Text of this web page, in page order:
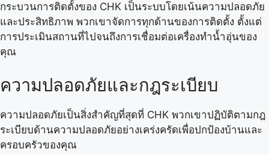
กระบวนการติดตั้งของ CHK เป็นระบบโดยเน้นความปลอดภัย
และประสิทธิภาพ พวกเขาจัดการทุกด้านของการติดตั้ง ตั้งแต่
การประเมินสถานที่ไปจนถึงการเชื่อมต่อเครื่องทำน้ำอุ่นของ
คุณ
ความปลอดภัยและกฎระเบียบ
ความปลอดภัยเป็นสิ่งสำคัญที่สุดที่ CHK พวกเขาปฏิบัติตามกฎ
ระเบียบด้านความปลอดภัยอย่างเคร่งครัดเพื่อปกป้องบ้านและ
ครอบครัวของคุณ